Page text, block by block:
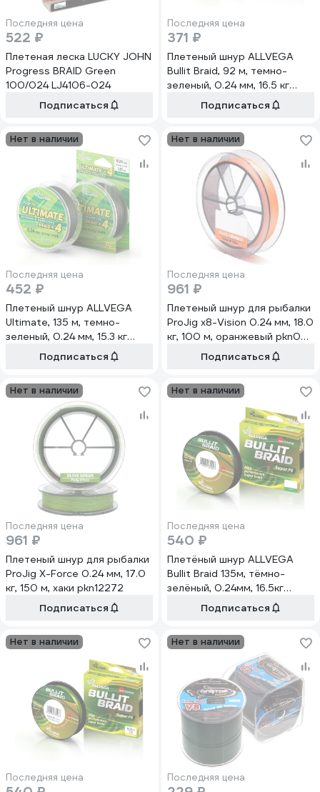
Последняя цена
522 ₽
Плетеная леска LUCKY JOHN
Progress BRAID Green
100/024 LJ4106-024
Подписаться
Последняя цена
371 ₽
Плетеный шнур ALLVEGA
Bullit Braid, 92 м, темно-
зеленый, 0.24 мм, 16.5 кг
BB92GR24Подписаться
Нет в наличии
Последняя цена
452 ₽
Плетеный шнур ALLVEGA
Ultimate, 135 м, темно-
зеленый, 0.24 мм, 15.3 кг
U135DGR024Подписаться
Нет в наличии
Последняя цена
961 ₽
Плетеный шнур для рыбалки
ProJig x8-Vision 0.24 мм, 18.0
кг, 100 м, оранжевый pkn00-
00000233Подписаться
Нет в наличии
Последняя цена
961 ₽
Плетеный шнур для рыбалки
ProJig X-Force 0.24 мм, 17.0
кг, 150 м, хаки pkn12272
Подписаться
Нет в наличии
Последняя цена
540 ₽
Плетёный шнур ALLVEGA
Bullit Braid 135м, тёмно-
зелёный, 0.24мм, 16.5кг
BB135GR24Подписаться
Нет в наличии
Последняя цена
Нет в наличии
Последняя цена